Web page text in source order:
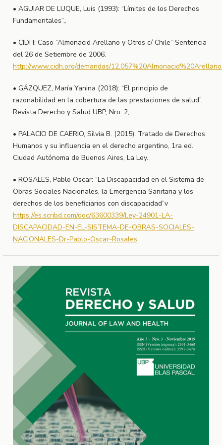
• AGUIAR DE LUQUE, Luis (1993): “Límites de los Derechos
Fundamentales”,.
• CIDH: Caso “Almonacid Arellano y Otros c/ Chile” Sentencia
del 26 de Setiembre de 2006.
http://www.cidh.org/demandas/
• GÁZQUEZ, María Yanina (2018): “El principio de
razonabilidad en la cobertura de las prestaciones de salud”,
Revista Derecho y Salud UBP, Nro. 2,
• PALACIO DE CAERIO, Silvia B. (2015): Tratado de Derechos
Humanos y su influencia en el derecho argentino, 1ra ed.
Ciudad Autónoma de Buenos Aires, La Ley.
• ROSALES, Pablo Oscar: “La Discapacidad en el Sistema de
Obras Sociales Nacionales, la Emergencia Sanitaria y los
derechos de los beneficiarios con discapacidad”v
https://es.scribd.com/doc/63600339/Ley-24901-LA-
DISCAPACIDAD-EN-EL-SISTEMA-DE-OBRAS-SOCIALES-
NACIONALES-Dr-Pablo-Oscar-Rosales